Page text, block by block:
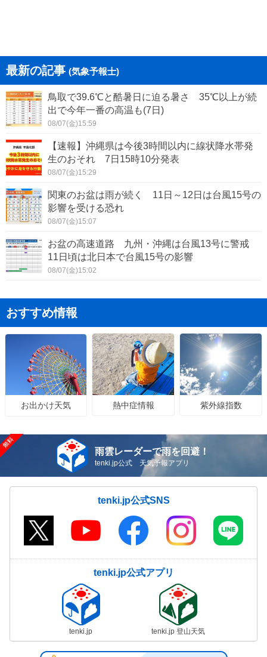
最新の記事 (気象予報士)
鳥取で39.6℃と酷暑日に迫る暑さ 35℃以上が続
出で今年一番の高温も(7日)
08/07(金)15:59
【速報】沖縄県は今後3時間以内に線状降水帯発
生のおそれ 7日15時10分発表
08/07(金)15:29
関東のお盆は雨が続く 11日～12日は台風15号の
影響を受ける恐れ
08/07(金)15:07
お盆の高速道路 九州・沖縄は台風13号に警戒
11日頃は北日本で台風15号の影響
08/07(金)15:02
おすすめ情報
お出かけ天気 熱中症情報 紫外線指数
雨雲レーダーで雨を回避！
tenki.jp公式 天気予報アプリ
tenki.jp公式SNS
tenki.jp公式アプリ
tenki.jp tenki.jp 登山天気